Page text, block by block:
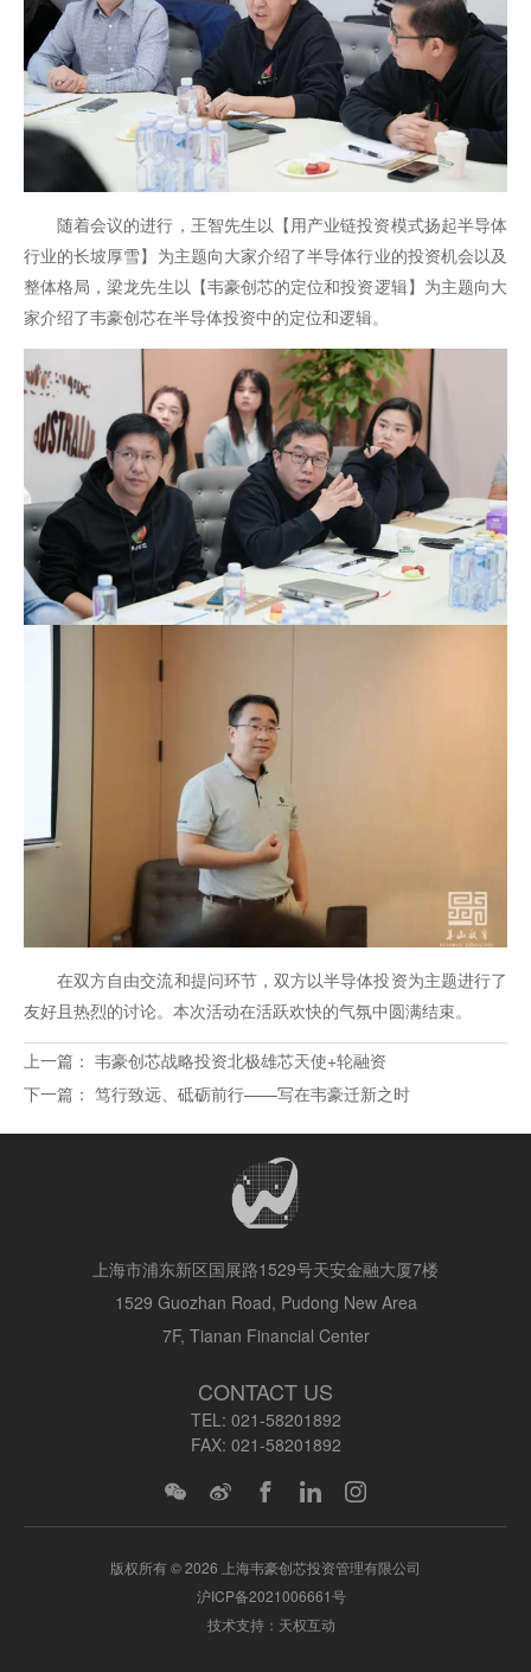
随着会议的进行，王智先生以【用产业链投资模式扬起半导体
行业的长坡厚雪】为主题向大家介绍了半导体行业的投资机会以及
整体格局，梁龙先生以【韦豪创芯的定位和投资逻辑】为主题向大
家介绍了韦豪创芯在半导体投资中的定位和逻辑。
在双方自由交流和提问环节，双方以半导体投资为主题进行了
友好且热烈的讨论。本次活动在活跃欢快的气氛中圆满结束。
上一篇： 韦豪创芯战略投资北极雄芯天使+轮融资
下一篇： 笃行致远、砥砺前行——写在韦豪迁新之时
上海市浦东新区国展路1529号天安金融大厦7楼
1529 Guozhan Road, Pudong New Area
7F, Tianan Financial Center
CONTACT US
TEL: 021-58201892
FAX: 021-58201892
版权所有 © 2026 上海韦豪创芯投资管理有限公司
沪ICP备2021006661号
技术支持：天权互动